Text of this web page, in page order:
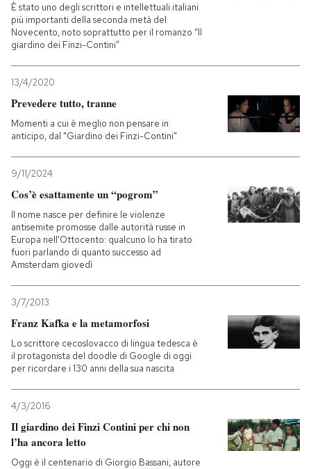
È stato uno degli scrittori e intellettuali italiani
più importanti della seconda metà del
Novecento, noto soprattutto per il romanzo “Il
giardino dei Finzi-Contini”
13/4/2020
Prevedere tutto, tranne
Momenti a cui è meglio non pensare in
anticipo, dal "Giardino dei Finzi-Contini"
9/11/2024
Cos’è esattamente un “pogrom”
Il nome nasce per definire le violenze
antisemite promosse dalle autorità russe in
Europa nell'Ottocento: qualcuno lo ha tirato
fuori parlando di quanto successo ad
Amsterdam giovedì
3/7/2013
Franz Kafka e la metamorfosi
Lo scrittore cecoslovacco di lingua tedesca è
il protagonista del doodle di Google di oggi
per ricordare i 130 anni della sua nascita
4/3/2016
Il giardino dei Finzi Contini per chi non
l’ha ancora letto
Oggi è il centenario di Giorgio Bassani, autore